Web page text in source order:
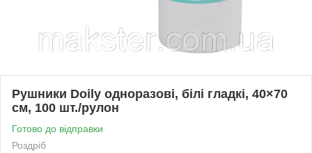
Рушники Doily одноразові, білі гладкі, 40×70
см, 100 шт./рулон
Готово до відправки
Роздріб